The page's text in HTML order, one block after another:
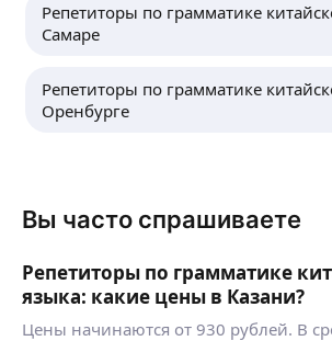
Репетиторы по грамматике
Самаре
Репетиторы по грамматике
Оренбурге
Вы часто спрашиваете
Репетиторы по грамматике
языка: какие цены в Казани?
Цены начинаются от 930 рублей. В